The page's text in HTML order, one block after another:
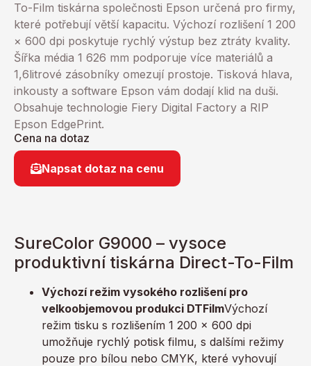
To-Film tiskárna společnosti Epson určená pro firmy,
které potřebují větší kapacitu. Výchozí rozlišení 1 200
× 600 dpi poskytuje rychlý výstup bez ztráty kvality.
Šířka média 1 626 mm podporuje více materiálů a
1,6litrové zásobníky omezují prostoje. Tisková hlava,
inkousty a software Epson vám dodají klid na duši.
Obsahuje technologie Fiery Digital Factory a RIP
Epson EdgePrint.
Cena na dotaz
Napsat dotaz na cenu
SureColor G9000 – vysoce
produktivní tiskárna Direct-To-Film
Výchozí režim vysokého rozlišení pro
velkoobjemovou produkci DTFilmVýchozí
režim tisku s rozlišením 1 200 x 600 dpi
umožňuje rychlý potisk filmu, s dalšími režimy
pouze pro bílou nebo CMYK, které vyhovují